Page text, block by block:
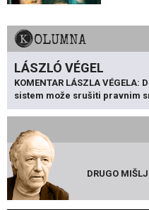
KOLUMNA
LÁSZLÓ VÉGEL
KOMENTAR LÁSZLA
sistem može srušiti pravnim
DRUGO